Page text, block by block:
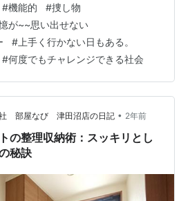
欲しいアイテムを捜索するのに、
トもあります。 引き出しに、中身
デアですが、あまり格好のよいも
も、背に腹はかえられないので、
選択肢を採用しましょうかね。 片
ッシュできる反…
#機能的 #捜し物
が~~思い出せない
# 上手く行かない日もある。
#何度でもチャレンジできる社会
社 部屋なび 津田沼店の日記 • 2年前
の整理収納術：スッキリとし
秘訣